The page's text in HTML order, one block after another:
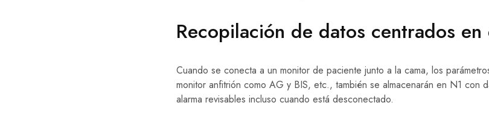
Recopilación de datos centrados
Cuando se conecta a un monitor de paciente junto a la cama, los
monitor anfitrión como AG y BIS, etc., también se almacenarán en N1 con
alarma revisables incluso cuando está desconectado.